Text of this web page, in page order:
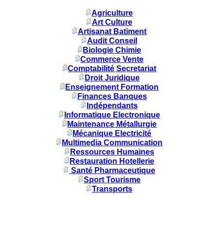
Agriculture
Art Culture
Artisanat Batiment
Audit Conseil
Biologie Chimie
Commerce Vente
Comptabilité Secretariat
Droit Juridique
Enseignement Formation
Finances Banques
Indépendants
Informatique Electronique
Maintenance Métallurgie
Mécanique Electricité
Multimedia Communication
Ressources Humaines
Restauration Hotellerie
Santé Pharmaceutique
Sport Tourisme
Transports